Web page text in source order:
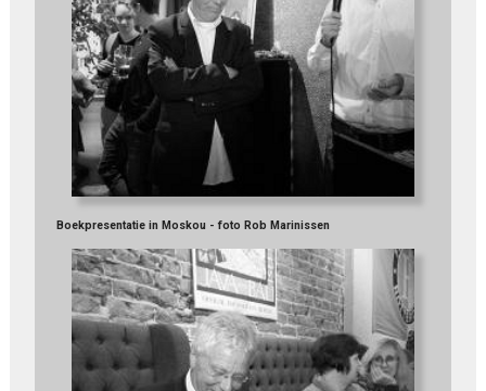
Boekpresentatie in Moskou - foto Rob Marinissen